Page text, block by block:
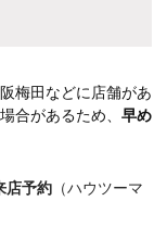
梅田などに店舗があ
合があるため、 早め
店予約 （ハウツーマ